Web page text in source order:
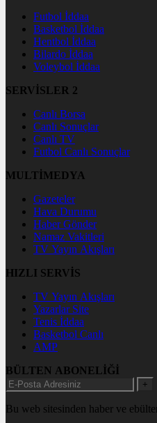
Futbol İddaa
Basketbol İddaa
Hentbol İddaa
Bilardo İddaa
Voleybol İddaa
SERVİSLER 2
Canlı Borsa
Canlı Sonuçlar
Canlı TV
Futbol Canlı Sonuçlar
MULTİMEDYA
Gazeteler
Hava Durumu
Haber Gönder
Namaz Vakitleri
TV Yayın Akışları
HIZLI SERVİS
TV Yayın Akışları
Yazarlar Site
Tenis İddaa
Basketbol Canlı
AMP
BÜLTEN ABONELİĞİ
+
Bu web sitesinden haber ve